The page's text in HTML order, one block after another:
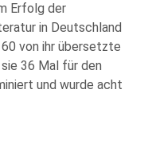
Erfolg der
in Deutschland
von ihr übersetzte
36 Mal für den
und wurde acht